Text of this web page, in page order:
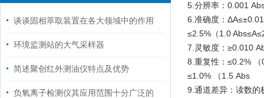
谈谈固相萃取装置在各大领域中的作用
环境监测站的大气采样器
简述聚创红外测油仪特点及优势
负氧离子检测仪其应用范围十分广泛的
5.分辨率：0.001
6.准确度：
≤2.5%（1.0
7.灵敏度：≥0.010
8.重复性：≤0.2%
≤1.0% （1.5 Abs
9.通道差异：读数的